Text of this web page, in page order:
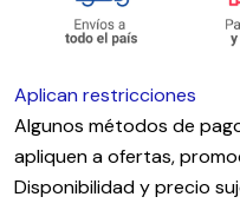
Aplican restricciones
Algunos métodos de
apliquen a ofertas,
Disponibilidad y precio